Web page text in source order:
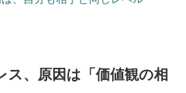
ス、原因は「価値観の相